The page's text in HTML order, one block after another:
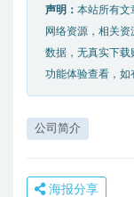
声明： 本站所有文
网络资源，相关
数据，无真实下载
功能体验查看，如
公司简介
海报分享